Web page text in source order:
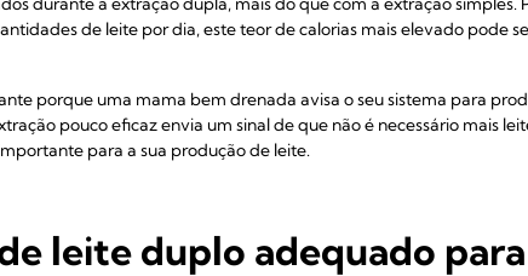
de leite por dia, este teor de calorias mais elevado pode
porque uma mama bem drenada avisa o seu sistema para
pouco eficaz envia um sinal de que não é necessário mais
para a sua produção de leite.
leite duplo adequado